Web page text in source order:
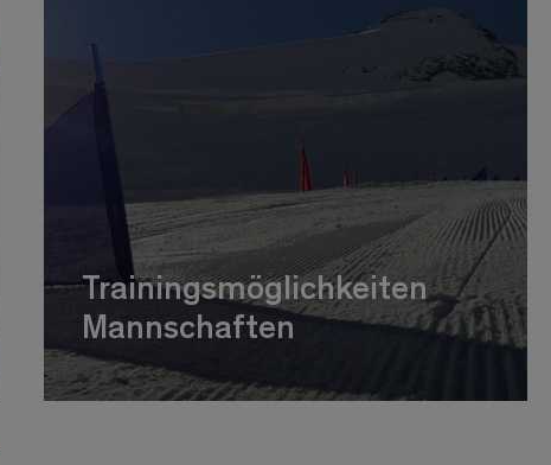
Trainingsmöglichkeiten
Mannschaften